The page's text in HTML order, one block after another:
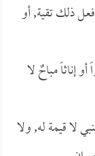
ذلك تقية, أو
إناثاً مباحٌ لا
لا قيمة له, ولا